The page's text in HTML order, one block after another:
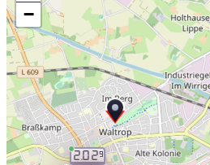
2.029
−